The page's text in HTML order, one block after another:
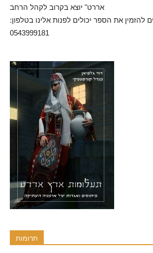
אררט" יוצא בקרוב לקהל הרחב
להזמין את הספר יכולים לפנות אלינו בטלפון:
0543999181
תרומות